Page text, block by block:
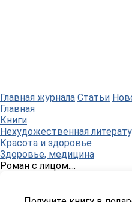
Главная журнала Статьи
Главная
Книги
Нехудожественная
Красота и здоровье
Здоровье, медицина
Роман с лицом....